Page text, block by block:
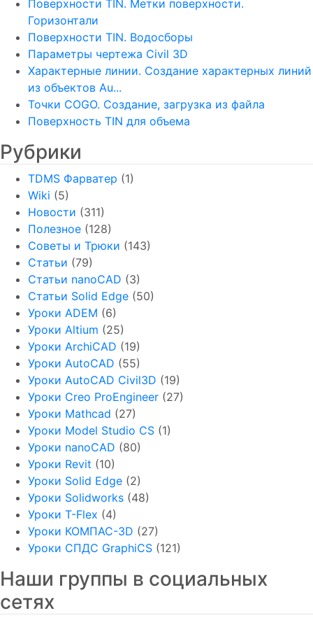
Поверхности TIN. Метки поверхности.
Горизонтали
Поверхности TIN. Водосборы
Параметры чертежа Civil 3D
Характерные линии. Создание характерных линий
из объектов Au...
Точки COGO. Создание, загрузка из файла
Поверхность TIN для объема
Рубрики
TDMS Фарватер (1)
Wiki (5)
Новости (311)
Полезное (128)
Советы и Трюки (143)
Статьи (79)
Статьи nanoCAD (3)
Статьи Solid Edge (50)
Уроки ADEM (6)
Уроки Altium (25)
Уроки ArchiCAD (19)
Уроки AutoCAD (55)
Уроки AutoCAD Civil3D (19)
Уроки Creo ProEngineer (27)
Уроки Mathcad (27)
Уроки Model Studio CS (1)
Уроки nanoCAD (80)
Уроки Revit (10)
Уроки Solid Edge (2)
Уроки Solidworks (48)
Уроки T-Flex (4)
Уроки КОМПАС-3D (27)
Уроки СПДС GraphiCS (121)
Наши группы в социальных
сетях